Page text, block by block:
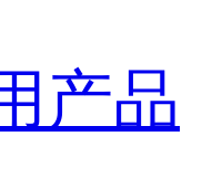
产品